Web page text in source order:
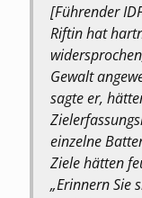
[Führender
Riftin hat
Gewalt
sagte er,
einzelne
Ziele hätten
„Erinnern Sie